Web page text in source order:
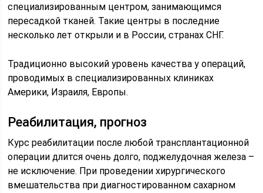
специализированным центром, занимающимся
пересадкой тканей. Такие центры в последние
несколько лет открыли и в России, странах СНГ.
Традиционно высокий уровень качества у операций,
проводимых в специализированных клиниках
Америки, Израиля, Европы.
Реабилитация, прогноз
Курс реабилитации после любой трансплантационной
операции длится очень долго, поджелудочная железа –
не исключение. При проведении хирургического
вмешательства при диагностированном сахарном